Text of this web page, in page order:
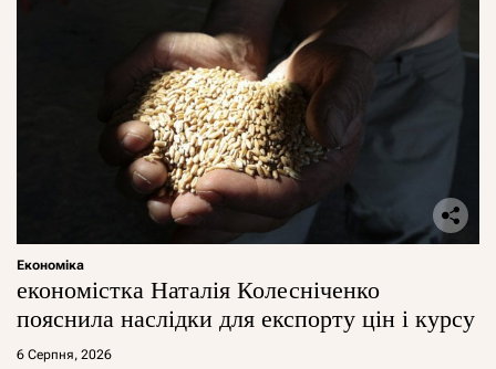
Економіка
економістка Наталія Колесніченко
пояснила наслідки для експорту цін і курсу
6 Серпня, 2026